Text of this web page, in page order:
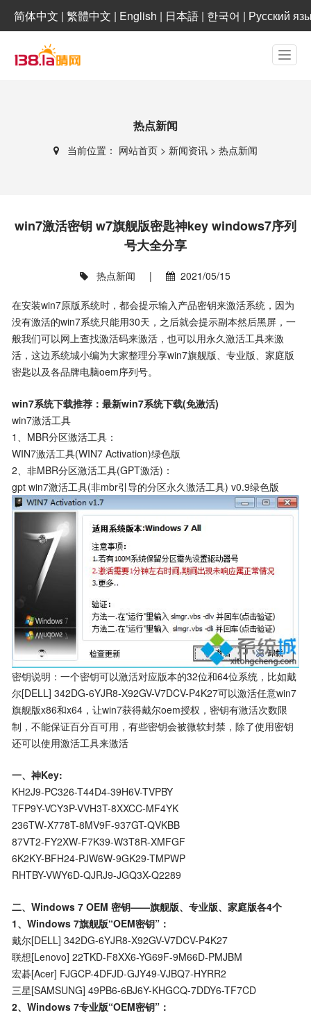
简体中文 | 繁體中文 | English | 日本語 | 한국어 | Русский
热点新闻
当前位置： 网站首页 > 新闻资讯 > 热点新闻
win7激活密钥 w7旗舰版密匙神key windows7序列
号大全分享
热点新闻 | 2021/05/15
在安装win7原版系统时，都会提示输入产品密钥来激活系统，因为
没有激活的win7系统只能用30天，之后就会提示副本然后黑屏，一
般我们可以网上查找激活码来激活，也可以用永久激活工具来激
活，这边系统城小编为大家整理分享win7旗舰版、专业版、家庭版
密匙以及各品牌电脑oem序列号。
win7系统下载推荐：最新win7系统下载(免激活)
win7激活工具
1、MBR分区激活工具：
WIN7激活工具(WIN7 Activation)绿色版
2、非MBR分区激活工具(GPT激活)：
gpt win7激活工具(非mbr引导的分区永久激活工具) v0.9绿色版
密钥说明：一个密钥可以激活对应版本的32位和64位系统，比如戴
尔[DELL] 342DG-6YJR8-X92GV-V7DCV-P4K27可以激活任意win7
旗舰版x86和x64，让win7获得戴尔oem授权，密钥有激活次数限
制，不能保证百分百可用，有些密钥会被微软封禁，除了使用密钥
还可以使用激活工具来激活
一、神Key:
KH2J9-PC326-T44D4-39H6V-TVPBY
TFP9Y-VCY3P-VVH3T-8XXCC-MF4YK
236TW-X778T-8MV9F-937GT-QVKBB
87VT2-FY2XW-F7K39-W3T8R-XMFGF
6K2KY-BFH24-PJW6W-9GK29-TMPWP
RHTBY-VWY6D-QJRJ9-JGQ3X-Q2289
二、Windows 7 OEM 密钥——旗舰版、专业版、家庭版各4个
1、Windows 7旗舰版“OEM密钥”：
戴尔[DELL] 342DG-6YJR8-X92GV-V7DCV-P4K27
联想[Lenovo] 22TKD-F8XX6-YG69F-9M66D-PMJBM
宏碁[Acer] FJGCP-4DFJD-GJY49-VJBQ7-HYRR2
三星[SAMSUNG] 49PB6-6BJ6Y-KHGCQ-7DDY6-TF7CD
2、Windows 7专业版“OEM密钥”：